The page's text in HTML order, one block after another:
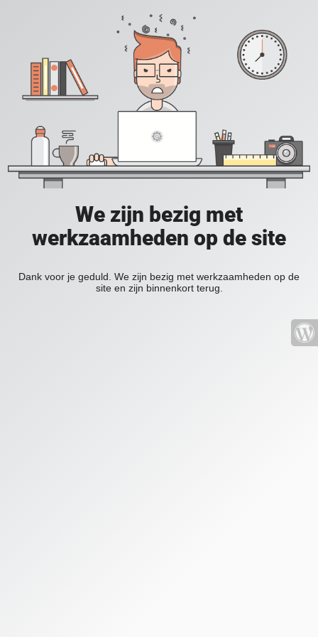
We zijn bezig met
werkzaamheden op de site
Dank voor je geduld. We zijn bezig met werkzaamheden op de
site en zijn binnenkort terug.